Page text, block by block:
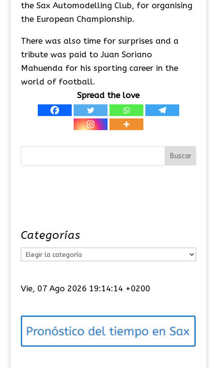
the Sax Automodelling Club, for organising
the European Championship.
There was also time for surprises and a
tribute was paid to Juan Soriano
Mahuenda for his sporting career in the
world of football.
Spread the love
Categorías
e
o
í
Vie, 07 Ago 2026 19:14:15 +0200